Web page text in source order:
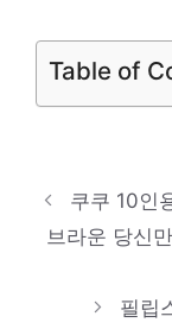
로보락 로
신일
지금이 아
Table of
쿠쿠 10인
브라운 당신
필립